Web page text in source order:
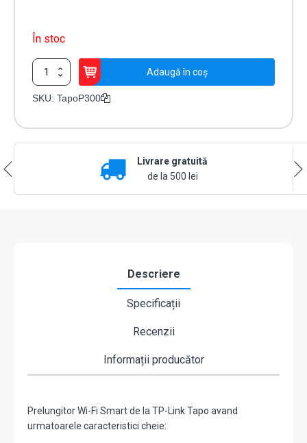
În stoc
Cantitate
Prelungitor
Wi-
Adaugă în coș
SKU: TapoP300
Livrare gratuită
de la 500 lei
Descriere
Specificații
Recenzii
Informații producător
Prelungitor Wi-Fi Smart de la TP-Link Tapo avand
urmatoarele caracteristici cheie: